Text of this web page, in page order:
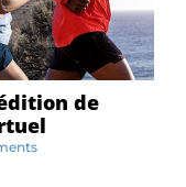
de